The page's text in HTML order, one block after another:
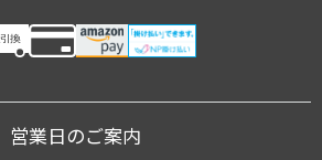
営業日のご案内